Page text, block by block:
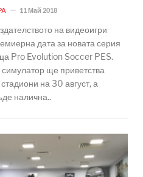
11 Май 2018
на видеоигри
дата за новата серия
Pro Evolution Soccer PES.
ще приветства
на 30 август, а
налична..